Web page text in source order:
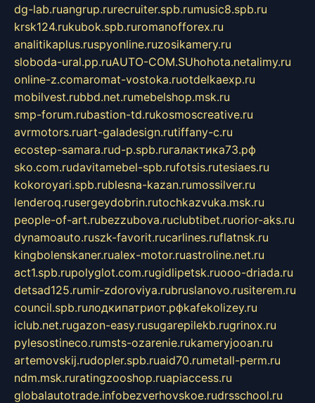
dg-lab.ruangrup.rurecruiter.spb.rumusic8.spb.ru
krsk124.rukubok.spb.ruromanofforex.ru
analitikaplus.ruspyonline.ruzosikamery.ru
sloboda-ural.pp.ruAUTO-COM.SUhohota.netalimy.ru
online-z.comaromat-vostoka.ruotdelkaexp.ru
mobilvest.rubbd.net.rumebelshop.msk.ru
smp-forum.rubastion-td.rukosmoscreative.ru
avrmotors.ruart-galadesign.rutiffany-c.ru
ecostep-samara.rud-p.spb.ruгалактика73.рф
sko.com.rudavitamebel-spb.rufotsis.rutesiaes.ru
kokoroyari.spb.rublesna-kazan.rumossilver.ru
lenderoq.rusergeydobrin.rutochkazvuka.msk.ru
people-of-art.rubezzubova.ruclubtibet.ruorior-aks.ru
dynamoauto.ruszk-favorit.rucarlines.ruflatnsk.ru
kingbolenskaner.rualex-motor.ruastroline.net.ru
act1.spb.rupolyglot.com.rugidlipetsk.ruooo-driada.ru
detsad125.rumir-zdoroviya.rubruslanovo.rusiterem.ru
council.spb.ruлодкипатриот.рфkafekolizey.ru
iclub.net.rugazon-easy.rusugarepilekb.rugrinox.ru
pylesostineco.rumsts-ozarenie.rukameryjooan.ru
artemovskij.rudopler.spb.ruaid70.rumetall-perm.ru
ndm.msk.ruratingzooshop.ruapiaccess.ru
globalautotrade.infobezverhovskoe.rudrsschool.ru